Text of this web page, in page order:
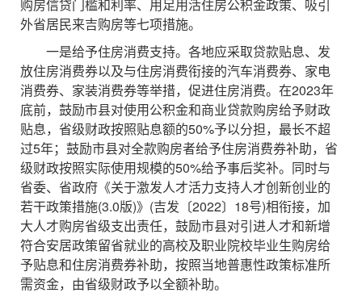
购房信贷门槛和利率、用足用活住房公积金政策、吸引
外省居民来吉购房等七项措施。
一是给予住房消费支持。各地应采取贷款贴息、发
放住房消费券以及与住房消费衔接的汽车消费券、家电
消费券、家装消费券等举措，促进住房消费。在2023年
底前，鼓励市县对使用公积金和商业贷款购房给予财政
贴息，省级财政按照贴息额的50%予以分担，最长不超
过5年；鼓励市县对全款购房者给予住房消费券补助，省
级财政按照实际使用规模的50%给予事后奖补。同时与
省委、省政府《关于激发人才活力支持人才创新创业的
若干政策措施(3.0版)》(吉发〔2022〕18号)相衔接，加
大人才购房省级支出责任，鼓励市县对引进人才和新增
符合安居政策留省就业的高校及职业院校毕业生购房给
予贴息和住房消费券补助，按照当地普惠性政策标准所
需资金，由省级财政予以全额补助。